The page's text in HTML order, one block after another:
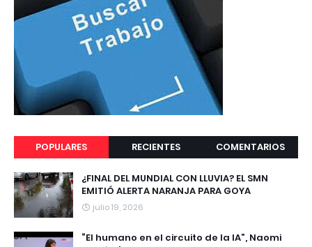
POPULARES RECIENTES COMENTARIOS
¿FINAL DEL MUNDIAL CON LLUVIA? EL SMN
EMITIÓ ALERTA NARANJA PARA GOYA
julio 19, 2026
“El humano en el circuito de la IA”, Naomi